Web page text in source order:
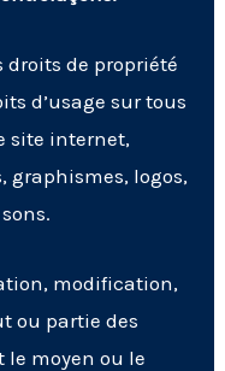
de propriété
d’usage sur tous
site internet,
graphismes, logos,
modification,
ou partie des
le moyen ou le